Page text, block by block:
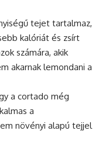
tejet tartalmaz,
kalóriát és zsírt
számára, akik
akarnak lemondani a
a cortado még
a
növényi alapú tejjel